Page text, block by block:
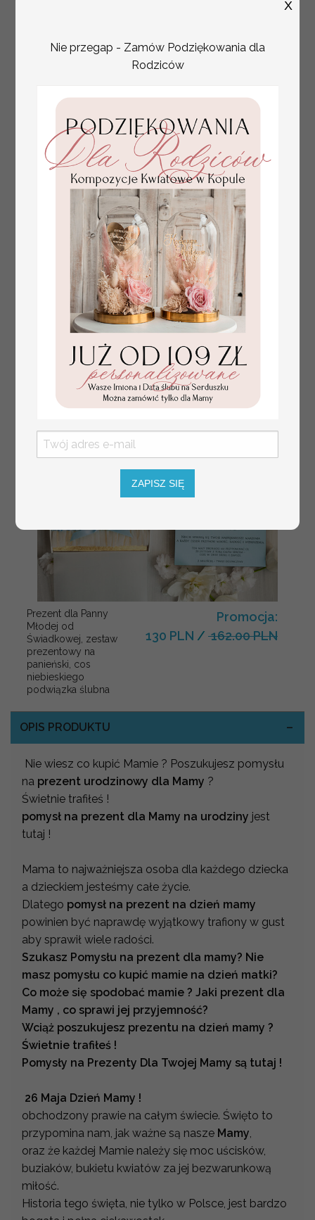
Komunijne
podziękowanie
dla Matki i Ojca
Chrzestnego
Rama i kwiaty ,
Flowerbox Serce
dla chrzestnych
na Komunię
Promocja:
139.00 PLN/165.00 PLN
Prezent dla Panny
Młodej od
Świadkowej, zestaw
prezentowy na
panieński, cos
niebieskiego
podwiązka ślubna
Promocja:
130 PLN / 162.00 PLN
OPIS PRODUKTU
Nie wiesz co kupić Mamie ? Poszukujesz pomysłu
na prezent urodzinowy dla Mamy ?
Świetnie trafiłeś !
pomysł na prezent dla Mamy na urodziny jest
tutaj !
Mama to najważniejsza osoba dla każdego dziecka
a dzieckiem jesteśmy całe życie.
Dlatego pomysł na prezent na dzień mamy
powinien być naprawdę wyjątkowy trafiony w gust
aby sprawił wiele radości.
Szukasz Pomysłu na prezent dla mamy? Nie
masz pomysłu co kupić mamie na dzień matki?
Co może się spodobać mamie ? Jaki prezent dla
Mamy , co sprawi jej przyjemność?
Wciąż poszukujesz prezentu na dzień mamy ?
Świetnie trafiłeś !
Pomysły na Prezenty Dla Twojej Mamy są tutaj !
26 Maja Dzień Mamy !
obchodzony prawie na całym świecie. Święto to
przypomina nam, jak ważne są nasze Mamy
oraz że każdej Mamie należy się moc uścisków,
buziaków, bukietu kwiatów za jej bezwarunkową
miłość.
Historia tego święta, nie tylko w Polsce, jest bardzo
Nie przegap - Zamów Podziękowania dla
Rodziców
ZAPISZ SIĘ
X